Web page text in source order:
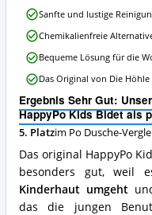
Po
Dusche
erhältlich?
Ergebnis Sehr Gut:
HappyPo Kids Bidet als
5. Platzim Po Dusche-
Das original HappyPo
besonders gut, weil
Kinderhaut umgeht
das die jungen
Das
original
HappyPo
Kids
Bidet
als
popodusche
Vorteile:
Was
spricht
für
diese
Po
Dusche?
Sanfte und lustige
Chemikalienfreie
Bequeme Lösung für die
Das Original von Die Höhle